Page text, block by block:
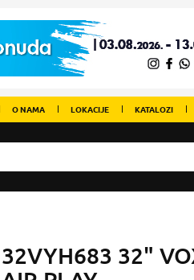
O NAMA LOKACIJE KATALOZI
32VYH683 32"